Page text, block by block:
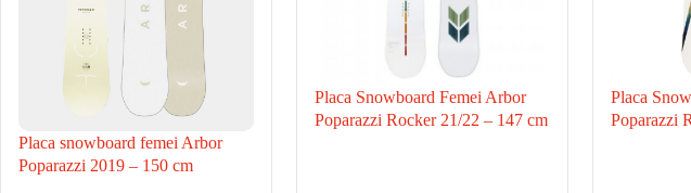
Placa snowboard femei Arbor
Poparazzi 2019 – 150 cm
Placa Snowboard Femei Arbor
Poparazzi Rocker 21/22 – 147 cm
Placa
Poparazzi